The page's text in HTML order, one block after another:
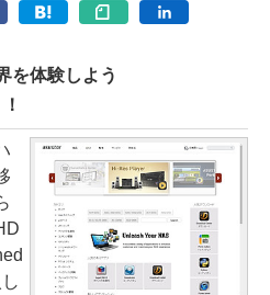
を体験しよう